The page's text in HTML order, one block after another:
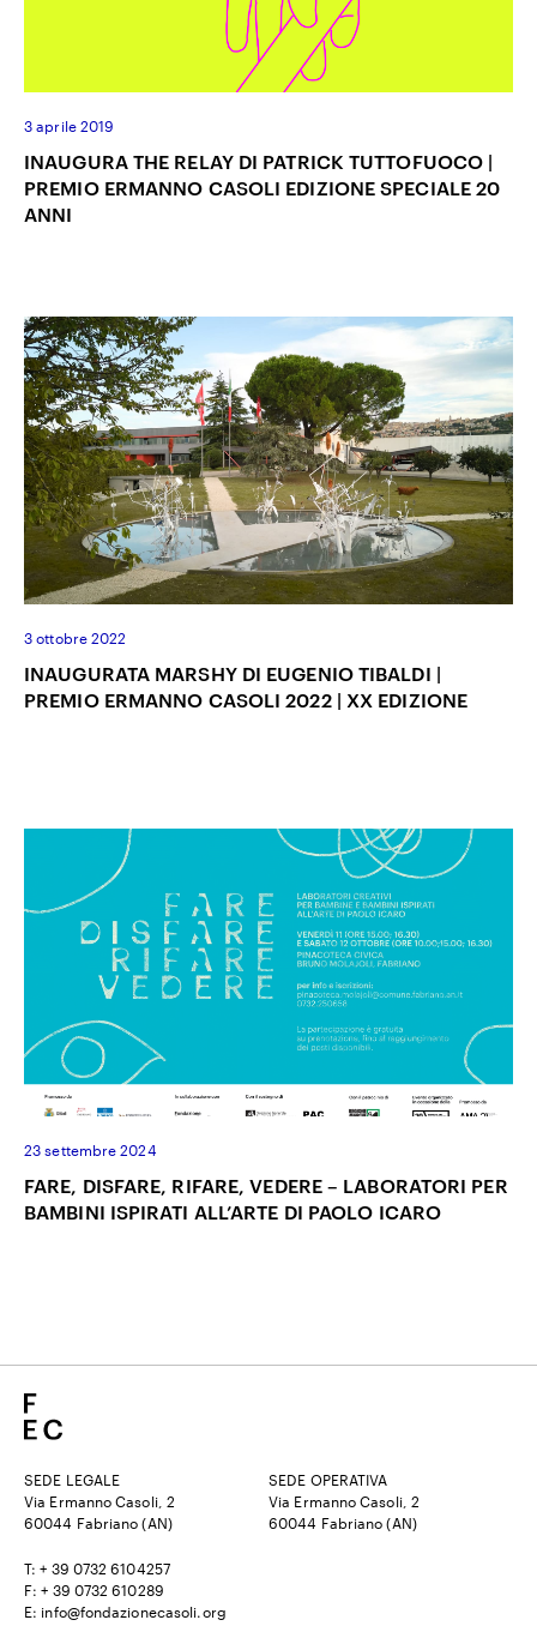
3 aprile 2019
INAUGURA THE RELAY DI PATRICK TUTTOFUOCO |
PREMIO ERMANNO CASOLI EDIZIONE SPECIALE 20
ANNI
3 ottobre 2022
INAUGURATA MARSHY DI EUGENIO TIBALDI |
PREMIO ERMANNO CASOLI 2022 | XX EDIZIONE
23 settembre 2024
FARE, DISFARE, RIFARE, VEDERE – LABORATORI PER
BAMBINI ISPIRATI ALL’ARTE DI PAOLO ICARO
SEDE LEGALE
Via Ermanno Casoli, 2
60044 Fabriano (AN)
SEDE OPERATIVA
Via Ermanno Casoli, 2
60044 Fabriano (AN)
T: + 39 0732 6104257
F: + 39 0732 610289
E: info@fondazionecasoli.org